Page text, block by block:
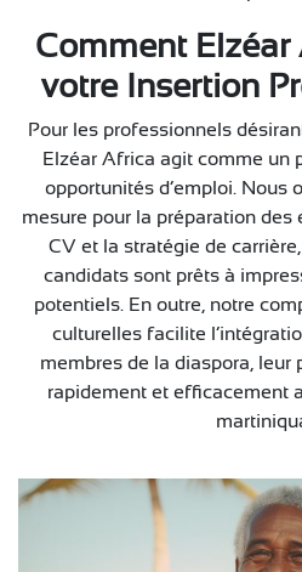
Comment
votre Insertion
Pour les professionnels
Elzéar Africa agit comme un
opportunités d’emploi. Nous
mesure pour la préparation des
CV et la stratégie de
candidats sont prêts à
potentiels. En outre, notre
culturelles facilite
membres de la diaspora, leur
rapidement et efficacement